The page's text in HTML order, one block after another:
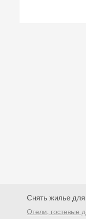
Снять жилье
Отели, гостевые